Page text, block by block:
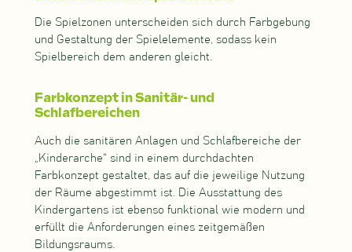
Die Spielzonen unterscheiden sich durch Farbgebung
und Gestaltung der Spielelemente, sodass kein
Spielbereich dem anderen gleicht.
Farbkonzept in Sanitär- und
Schlafbereichen
Auch die sanitären Anlagen und Schlafbereiche der
„Kinderarche“ sind in einem durchdachten
Farbkonzept gestaltet, das auf die jeweilige Nutzung
der Räume abgestimmt ist. Die Ausstattung des
Kindergartens ist ebenso funktional wie modern und
erfüllt die Anforderungen eines zeitgemäßen
Bildungsraums.